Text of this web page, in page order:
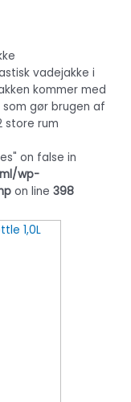
vadejakke i
kommer med
gør brugen af
store rum
on false in
wp-
on line 398